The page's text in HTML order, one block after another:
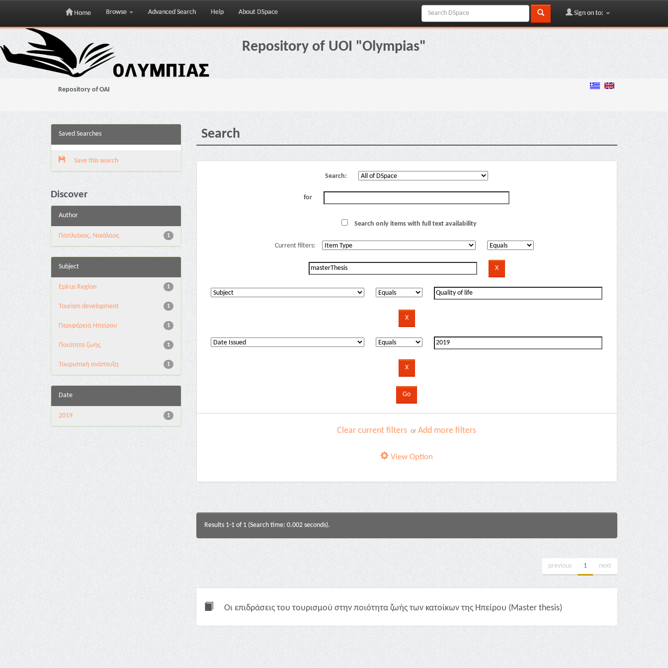
Skip
navigation
Home Browse Advanced Search Help About DSpace Sign on to:
Repository of UOI "Olympias"
Repository of OAI
Saved Searches
Save this search
Discover
Author
1
Παπλιάκος, Νικόλαος
Subject
1
Epirus Region
1
Tourism development
1
Περιφέρεια Ηπείρου
1
Ποιότητα ζωής
1
Τουριστική ανάπτυξη
Date
1
2019
Search
Search:
for
Search only items with full text availability
Current filters:
Clear current filters orAdd more filters
View Option
Results 1-1 of 1 (Search time: 0.002 seconds).
previous 1 next
Οι επιδράσεις του τουρισμού στην ποιότητα ζωής των κατοίκων της Ηπείρου (Master thesis)